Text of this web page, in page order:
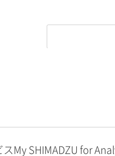
スMy SHIMADZU for